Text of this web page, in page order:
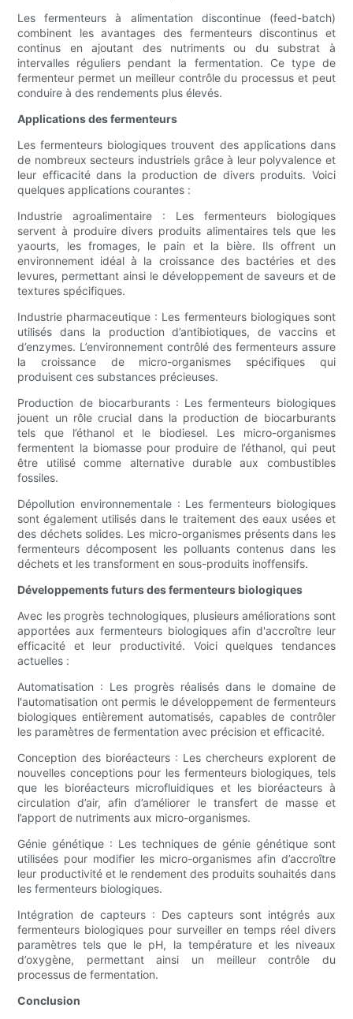
Les fermenteurs à alimentation discontinue (feed-batch)
combinent les avantages des fermenteurs discontinus et
continus en ajoutant des nutriments ou du substrat à
intervalles réguliers pendant la fermentation. Ce type de
fermenteur permet un meilleur contrôle du processus et peut
conduire à des rendements plus élevés.
Applications des fermenteurs
Les fermenteurs biologiques trouvent des applications dans
de nombreux secteurs industriels grâce à leur polyvalence et
leur efficacité dans la production de divers produits. Voici
quelques applications courantes :
Industrie agroalimentaire : Les fermenteurs biologiques
servent à produire divers produits alimentaires tels que les
yaourts, les fromages, le pain et la bière. Ils offrent un
environnement idéal à la croissance des bactéries et des
levures, permettant ainsi le développement de saveurs et de
textures spécifiques.
Industrie pharmaceutique : Les fermenteurs biologiques sont
utilisés dans la production d’antibiotiques, de vaccins et
d’enzymes. L’environnement contrôlé des fermenteurs assure
la croissance de micro-organismes spécifiques qui
produisent ces substances précieuses.
Production de biocarburants : Les fermenteurs biologiques
jouent un rôle crucial dans la production de biocarburants
tels que l’éthanol et le biodiesel. Les micro-organismes
fermentent la biomasse pour produire de l’éthanol, qui peut
être utilisé comme alternative durable aux combustibles
fossiles.
Dépollution environnementale : Les fermenteurs biologiques
sont également utilisés dans le traitement des eaux usées et
des déchets solides. Les micro-organismes présents dans les
fermenteurs décomposent les polluants contenus dans les
déchets et les transforment en sous-produits inoffensifs.
Développements futurs des fermenteurs biologiques
Avec les progrès technologiques, plusieurs améliorations sont
apportées aux fermenteurs biologiques afin d'accroître leur
efficacité et leur productivité. Voici quelques tendances
actuelles :
Automatisation : Les progrès réalisés dans le domaine de
l'automatisation ont permis le développement de fermenteurs
biologiques entièrement automatisés, capables de contrôler
les paramètres de fermentation avec précision et efficacité.
Conception des bioréacteurs : Les chercheurs explorent de
nouvelles conceptions pour les fermenteurs biologiques, tels
que les bioréacteurs microfluidiques et les bioréacteurs à
circulation d’air, afin d’améliorer le transfert de masse et
l’apport de nutriments aux micro-organismes.
Génie génétique : Les techniques de génie génétique sont
utilisées pour modifier les micro-organismes afin d’accroître
leur productivité et le rendement des produits souhaités dans
les fermenteurs biologiques.
Intégration de capteurs : Des capteurs sont intégrés aux
fermenteurs biologiques pour surveiller en temps réel divers
paramètres tels que le pH, la température et les niveaux
d’oxygène, permettant ainsi un meilleur contrôle du
processus de fermentation.
Conclusion